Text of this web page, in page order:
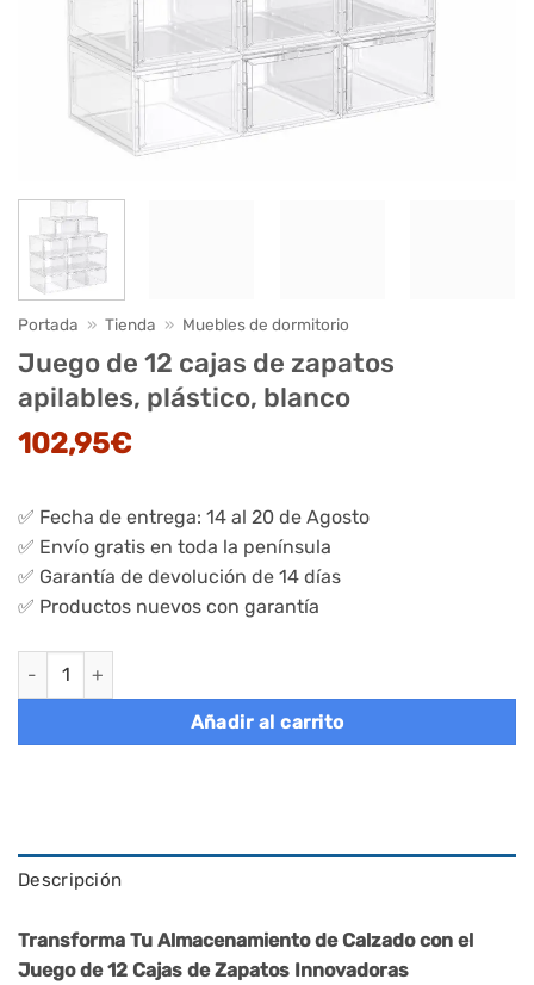
Portada » Tienda » Muebles de dormitorio
Juego de 12 cajas de zapatos
apilables, plástico, blanco
102,95€
✅ Fecha de entrega: 14 al 20 de Agosto
✅ Envío gratis en toda la península
✅ Garantía de devolución de 14 días
✅ Productos nuevos con garantía
Juego de 12 cajas de zapatos apilables, plástico, blanco
Añadir al carrito
Descripción
Transforma Tu Almacenamiento de Calzado con el
Juego de 12 Cajas de Zapatos Innovadoras